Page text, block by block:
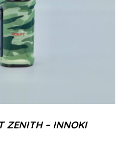
ZENITH – INNOKI